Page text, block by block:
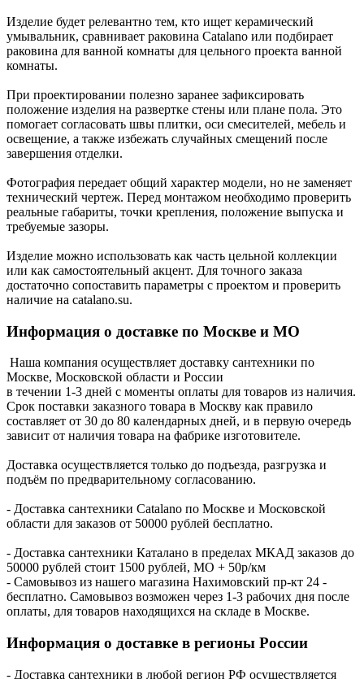
Изделие будет релевантно тем, кто ищет керамический
умывальник, сравнивает раковина Catalano или подбирает
раковина для ванной комнаты для цельного проекта ванной
комнаты.
При проектировании полезно заранее зафиксировать
положение изделия на развертке стены или плане пола. Это
помогает согласовать швы плитки, оси смесителей, мебель и
освещение, а также избежать случайных смещений после
завершения отделки.
Фотография передает общий характер модели, но не заменяет
технический чертеж. Перед монтажом необходимо проверить
реальные габариты, точки крепления, положение выпуска и
требуемые зазоры.
Изделие можно использовать как часть цельной коллекции
или как самостоятельный акцент. Для точного заказа
достаточно сопоставить параметры с проектом и проверить
наличие на catalano.su.
Информация о доставке по Москве и МО
Наша компания осуществляет доставку сантехники по
Москве, Московской области и России
в течении 1-3 дней с моменты оплаты для товаров из наличия.
Срок поставки заказного товара в Москву как правило
составляет от 30 до 80 календарных дней, и в первую очередь
зависит от наличия товара на фабрике изготовителе.
Доставка осуществляется только до подъезда, разгрузка и
подъём по предварительному согласованию.
- Доставка сантехники Catalano по Москве и Московской
области для заказов от 50000 рублей бесплатно.
- Доставка сантехники Каталано в пределах МКАД заказов до
50000 рублей стоит 1500 рублей, МО + 50р/км
- Самовывоз из нашего магазина Нахимовский пр-кт 24 -
бесплатно. Самовывоз возможен через 1-3 рабочих дня после
оплаты, для товаров находящихся на складе в Москве.
Информация о доставке в регионы России
- Доставка сантехники в любой регион РФ осуществляется